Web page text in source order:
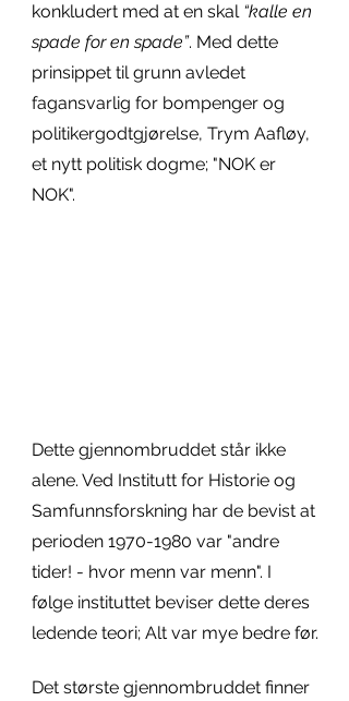
konkludert med at en skal “kalle en
spade for en spade”. Med dette
prinsippet til grunn avledet
fagansvarlig for bompenger og
politikergodtgjørelse, Trym Aafløy,
et nytt politisk dogme; "NOK er
NOK".
Dette gjennombruddet står ikke
alene. Ved Institutt for Historie og
Samfunnsforskning har de bevist at
perioden 1970-1980 var "andre
tider! - hvor menn var menn". I
følge instituttet beviser dette deres
ledende teori; Alt var mye bedre før.
Det største gjennombruddet finner